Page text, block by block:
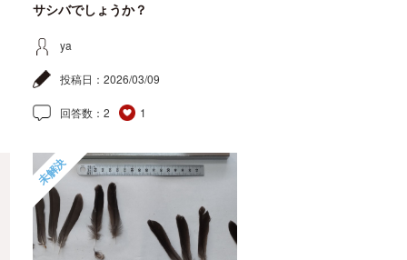
サシバでしょうか？
ya
投稿日： 2026/03/09
回答数： 2 1
未解決